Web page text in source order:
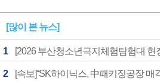
[많이 본 뉴스]
1
2 [속보]“SK하이닉스, 中패키징공장